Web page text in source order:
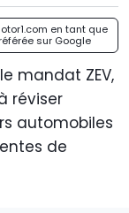
en tant que
sur Google
mandat ZEV,
réviser
automobiles
de